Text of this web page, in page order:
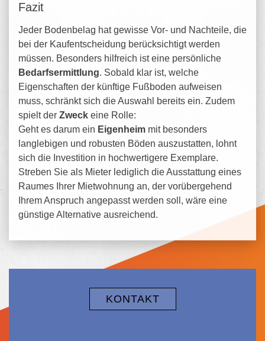
Fazit
Jeder Bodenbelag hat gewisse Vor- und Nachteile, die
bei der Kaufentscheidung berücksichtigt werden
müssen. Besonders hilfreich ist eine persönliche
Bedarfsermittlung. Sobald klar ist, welche
Eigenschaften der künftige Fußboden aufweisen
muss, schränkt sich die Auswahl bereits ein. Zudem
spielt der Zweck eine Rolle:
Geht es darum ein Eigenheim mit besonders
langlebigen und robusten Böden auszustatten, lohnt
sich die Investition in hochwertigere Exemplare.
Streben Sie als Mieter lediglich die Ausstattung eines
Raumes Ihrer Mietwohnung an, der vorübergehend
Ihrem Anspruch angepasst werden soll, wäre eine
günstige Alternative ausreichend.
KONTAKT